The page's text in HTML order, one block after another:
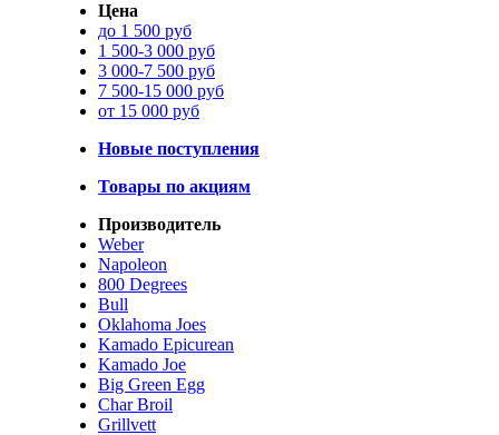
Цена
до 1 500 руб
1 500-3 000 руб
3 000-7 500 руб
7 500-15 000 руб
от 15 000 руб
Новые поступления
Товары по акциям
Производитель
Weber
Napoleon
800 Degrees
Bull
Oklahoma Joes
Kamado Epicurean
Kamado Joe
Big Green Egg
Char Broil
Grillvett